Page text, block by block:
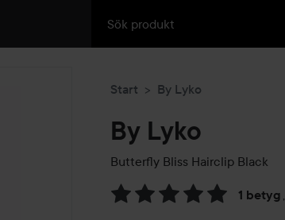
Start By Lyko
By Lyko
Butterfly Bliss Hairclip Black
1 betyg ,
Hoppa till Betyg & kommentarer